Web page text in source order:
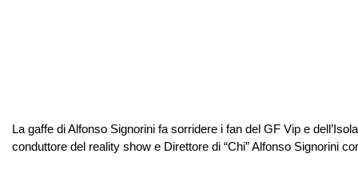
La gaffe di Alfonso Signorini fa sorridere i fan del GF Vip e
conduttore del reality show e Direttore di “Chi” Alfonso Signorini